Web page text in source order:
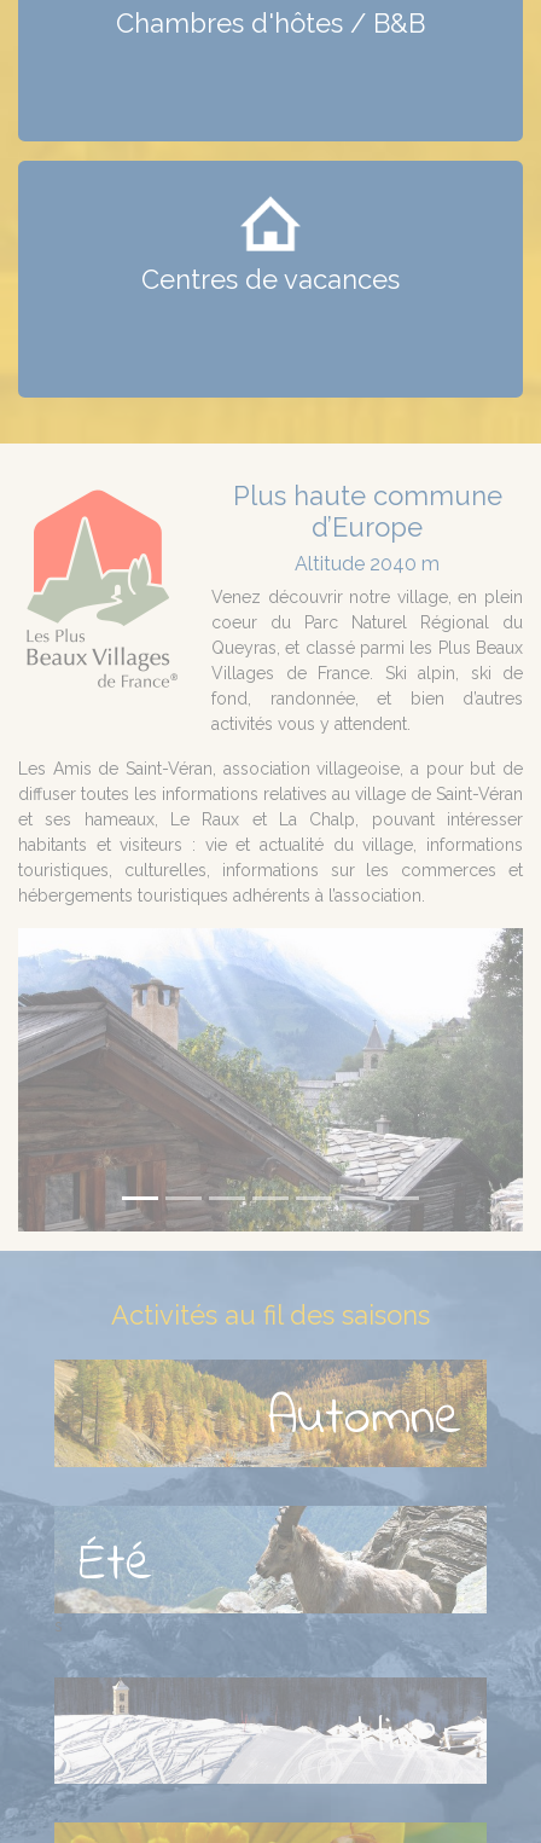
Chambres d'hôtes / B&B
Centres de vacances
CENTRES DE VACANCES
Voir les centres de vacances de Saint-Véran
Plus haute commune
d’Europe
Altitude 2040 m
Venez découvrir notre village, en plein
coeur du Parc Naturel Régional du
Queyras, et classé parmi les Plus Beaux
Villages de France. Ski alpin, ski de
fond, randonnée, et bien d’autres
activités vous y attendent.
Les Amis de Saint-Véran, association villageoise, a pour but de
diffuser toutes les informations relatives au village de Saint-Véran
et ses hameaux, Le Raux et La Chalp, pouvant intéresser
habitants et visiteurs : vie et actualité du village, informations
touristiques, culturelles, informations sur les commerces et
hébergements touristiques adhérents à l’association.
Activités au fil des saisons
Automne
Été
s
Hiver